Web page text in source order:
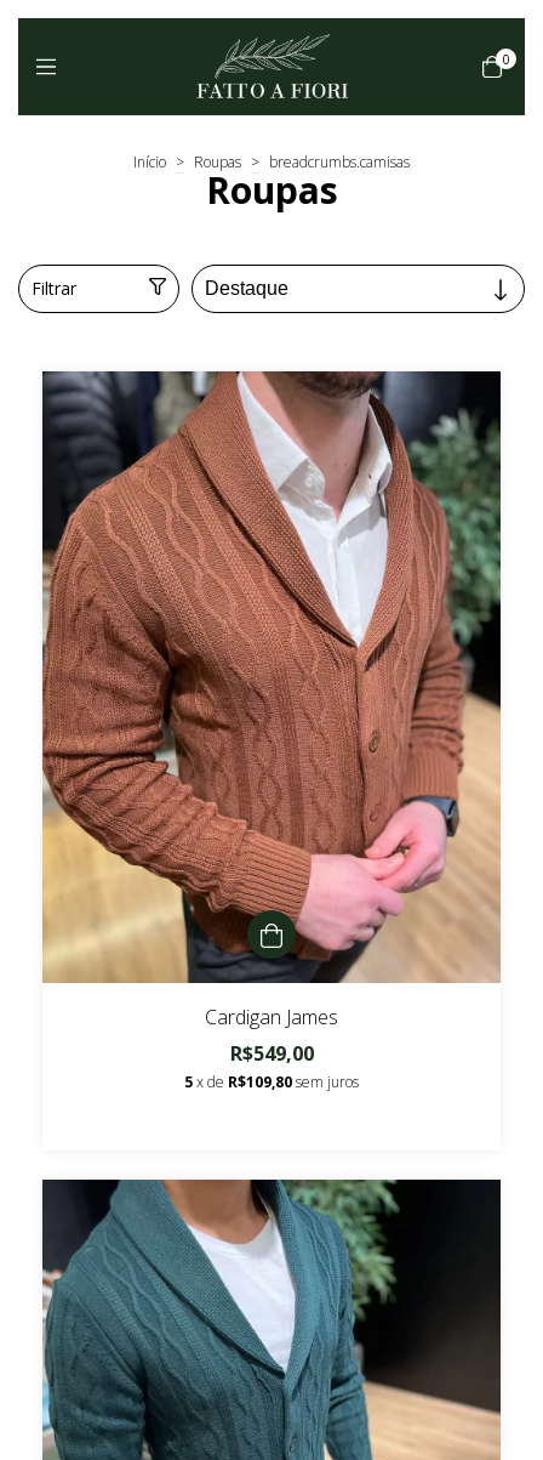
0
Início > Roupas > breadcrumbs.camisas
Roupas
Filtrar
Cardigan James
R$549,00
5x de R$109,80sem juros